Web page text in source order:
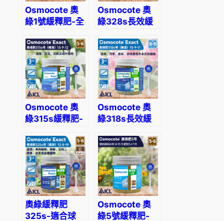
Osmocote 奧
綠1號緩釋肥-全
Osmocote 奧
綠328s長效緩
花、多肉以及球
根使用
Osmocote 奧
綠315s緩釋肥-
斛、觀葉植物使
用
Osmocote 奧
綠318s長效緩
季、繡球、鐵線
蓮及常綠植物使
用
奧綠緩釋肥
325s-適合球
Osmocote 奧
綠5號緩釋肥-